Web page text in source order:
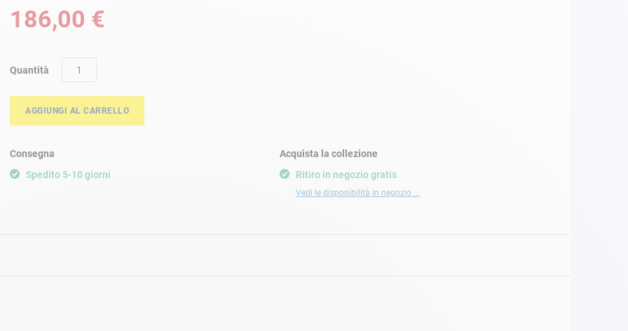
186,00 €
Quantità
AGGIUNGI AL CARRELLO
Consegna
Spedito 5-10 giorni
Ritiro in negozio gratis
Vedi le disponibilità in negozio ...
Acquista la collezione